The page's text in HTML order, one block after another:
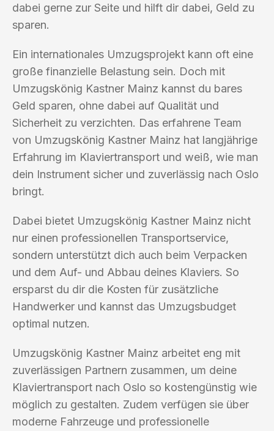
dabei gerne zur Seite und hilft dir dabei, Geld zu
sparen.
Ein internationales Umzugsprojekt kann oft eine
große finanzielle Belastung sein. Doch mit
Umzugskönig Kastner Mainz kannst du bares
Geld sparen, ohne dabei auf Qualität und
Sicherheit zu verzichten. Das erfahrene Team
von Umzugskönig Kastner Mainz hat langjährige
Erfahrung im Klaviertransport und weiß, wie man
dein Instrument sicher und zuverlässig nach Oslo
bringt.
Dabei bietet Umzugskönig Kastner Mainz nicht
nur einen professionellen Transportservice,
sondern unterstützt dich auch beim Verpacken
und dem Auf- und Abbau deines Klaviers. So
ersparst du dir die Kosten für zusätzliche
Handwerker und kannst das Umzugsbudget
optimal nutzen.
Umzugskönig Kastner Mainz arbeitet eng mit
zuverlässigen Partnern zusammen, um deine
Klaviertransport nach Oslo so kostengünstig wie
möglich zu gestalten. Zudem verfügen sie über
moderne Fahrzeuge und professionelle